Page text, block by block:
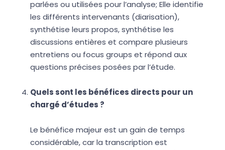
parlées ou utilisées pour l’analyse; Elle identifie
les différents intervenants (diarisation),
synthétise leurs propos, synthétise les
discussions entières et compare plusieurs
entretiens ou focus groups et répond aux
questions précises posées par l’étude.
Quels sont les bénéfices directs pour un
chargé d’études ?
Le bénéfice majeur est un gain de temps
considérable, car la transcription est